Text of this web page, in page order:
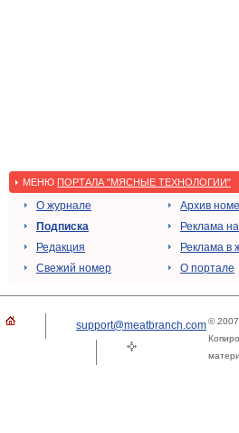
МЕНЮ ПОРТАЛА "МЯСНЫЕ ТЕХНОЛОГИИ"
О журнале
Подписка
Редакция
Свежий номер
Архив
Реклама
Реклама в
О портале
support@meatbranch.com©